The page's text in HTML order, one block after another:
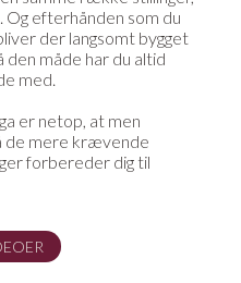
Og efterhånden som du
der langsomt bygget
den måde har du altid
med.
er netop, at men
de mere krævende
forbereder dig til